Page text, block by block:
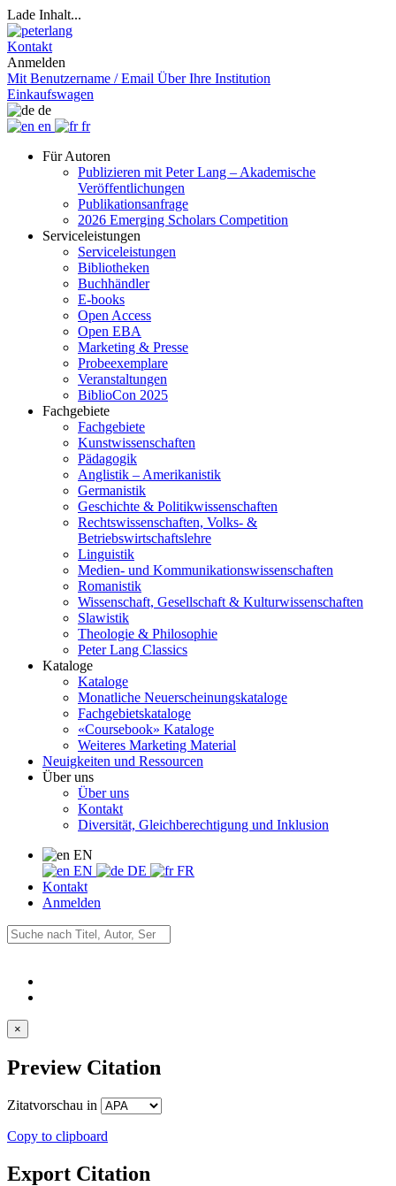
Lade Inhalt...
Kontakt
Anmelden
Mit Benutzername / Email Über Ihre Institution
Einkaufswagen
de
en
fr
Für Autoren
Publizieren mit Peter Lang – Akademische
Veröffentlichungen
Publikationsanfrage
2026 Emerging Scholars Competition
Serviceleistungen
Serviceleistungen
Bibliotheken
Buchhändler
E-books
Open Access
Open EBA
Marketing & Presse
Probeexemplare
Veranstaltungen
BiblioCon 2025
Fachgebiete
Fachgebiete
Kunstwissenschaften
Pädagogik
Anglistik – Amerikanistik
Germanistik
Geschichte & Politikwissenschaften
Rechtswissenschaften, Volks- &
Betriebswirtschaftslehre
Linguistik
Medien- und Kommunikationswissenschaften
Romanistik
Wissenschaft, Gesellschaft & Kulturwissenschaften
Slawistik
Theologie & Philosophie
Peter Lang Classics
Kataloge
Kataloge
Monatliche Neuerscheinungskataloge
Fachgebietskataloge
«Coursebook» Kataloge
Weiteres Marketing Material
Neuigkeiten und Ressourcen
Über uns
Über uns
Kontakt
Diversität, Gleichberechtigung und Inklusion
EN
EN
DE
FR
Kontakt
Anmelden
×
Preview Citation
Zitatvorschau in
Copy to clipboard
Export Citation